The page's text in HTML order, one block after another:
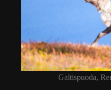
Galtispuoda,